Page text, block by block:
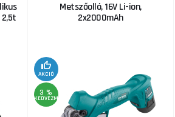
Metszőolló, 16V Li-ion,
2x2000mAh
AKCIÓ
3 %
KEDVEZMÉNY